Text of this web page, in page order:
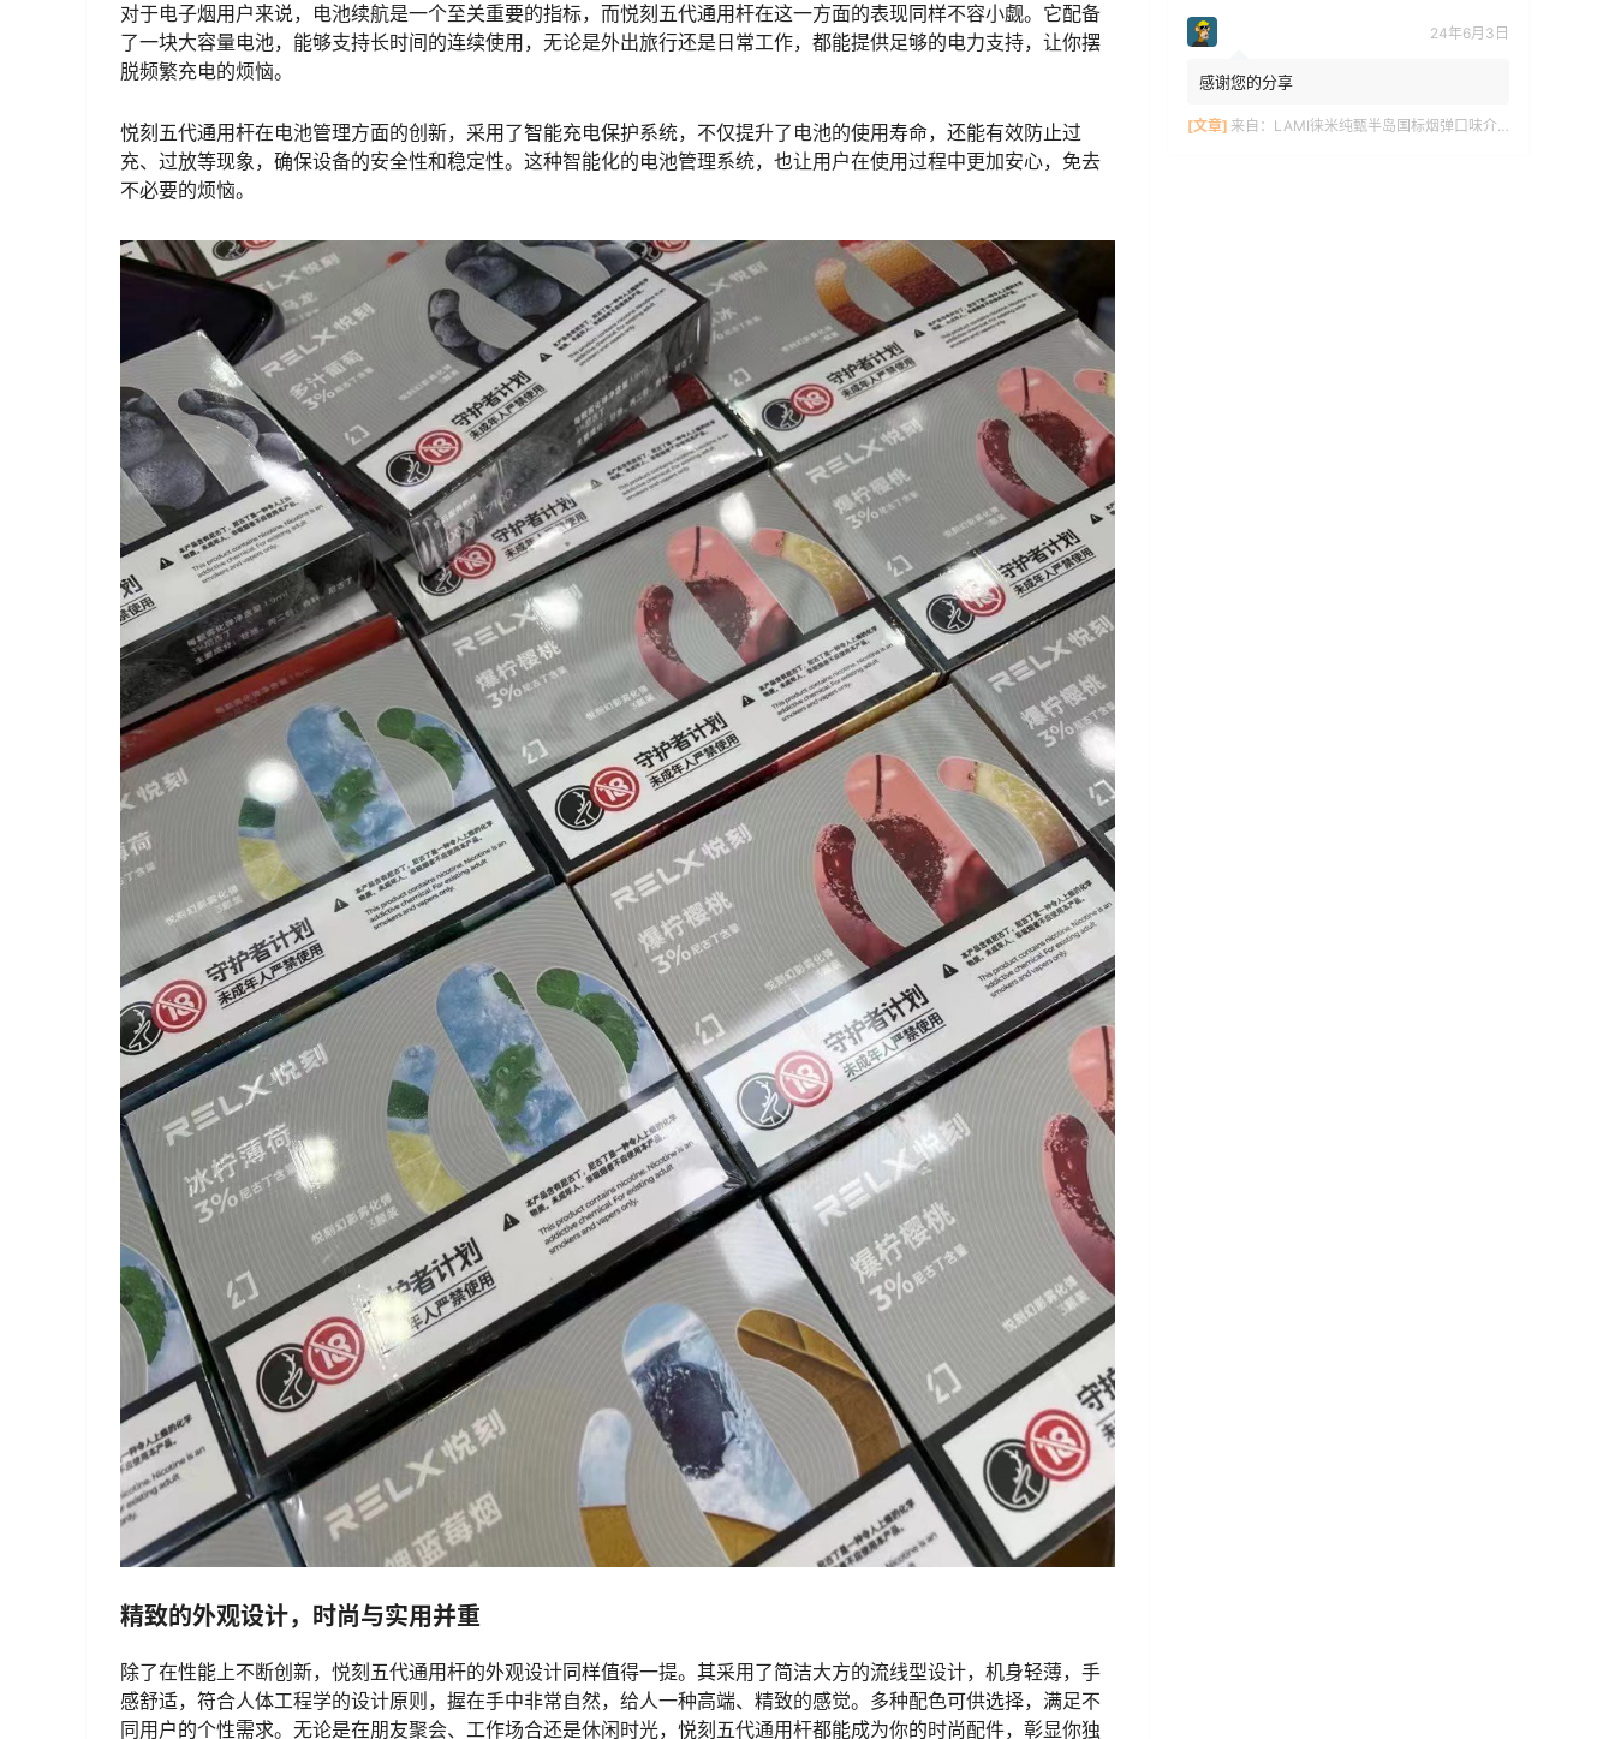
对于电子烟用户来说，电池续航是一个至关重要的指标，而悦刻五代通用杆在这一方面的表现同样不容小觑。它配备
了一块大容量电池，能够支持长时间的连续使用，无论是外出旅行还是日常工作，都能提供足够的电力支持，让你摆
脱频繁充电的烦恼。
悦刻五代通用杆在电池管理方面的创新，采用了智能充电保护系统，不仅提升了电池的使用寿命，还能有效防止过
充、过放等现象，确保设备的安全性和稳定性。这种智能化的电池管理系统，也让用户在使用过程中更加安心，免去
不必要的烦恼。
精致的外观设计，时尚与实用并重
除了在性能上不断创新，悦刻五代通用杆的外观设计同样值得一提。其采用了简洁大方的流线型设计，机身轻薄，手
感舒适，符合人体工程学的设计原则，握在手中非常自然，给人一种高端、精致的感觉。多种配色可供选择，满足不
同用户的个性需求。无论是在朋友聚会、工作场合还是休闲时光，悦刻五代通用杆都能成为你的时尚配件，彰显你独
24年6月3日
感谢您的分享
[文章] 来自： LAMI徕米纯甄半岛国标烟弹口味介绍